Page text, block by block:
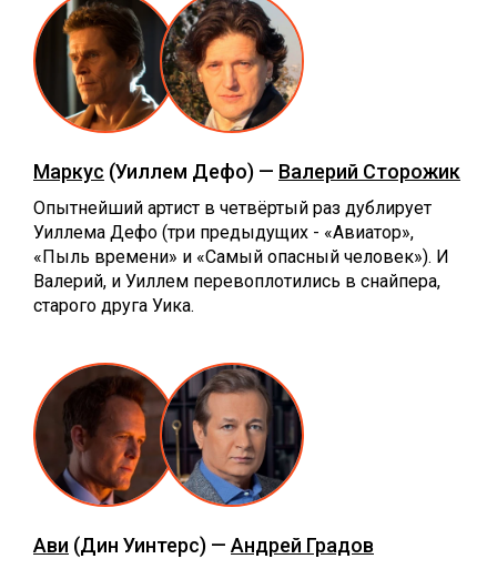
Маркус (Уиллем Дефо) — Валерий Сторожик
Опытнейший артист в четвёртый раз дублирует
Уиллема Дефо (три предыдущих - «Авиатор»,
«Пыль времени» и «Самый опасный человек»). И
Валерий, и Уиллем перевоплотились в снайпера,
старого друга Уика.
Ави (Дин Уинтерс) — Андрей Градов